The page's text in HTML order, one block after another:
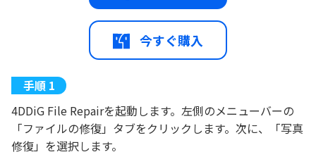
今すぐ購入
4DDiG File Repairを起動します。左側のメニューバーの
「ファイルの修復」タブをクリックします。次に、「写真
修復」を選択します。